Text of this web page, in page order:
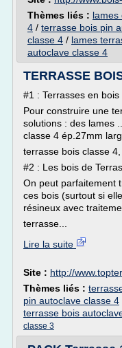
Thèmes liés : lames
4 / terrasse bois pin
classe 4 / lames
autoclave classe 4
TERRASSE
#1 : Terrasses en bois
Pour construire une
solutions : des lames
classe 4 ép.27mm
terrasse bois classe
#2 : Les bois de
On peut parfaitement
ces bois (surtout si
résineux avec
terrasse...
Lire la suite
Site : http://
Thèmes liés :
pin autoclave classe 4
terrasse bois
classe 3